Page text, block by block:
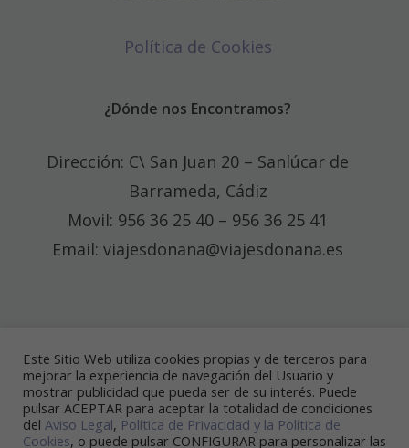
Política de Cookies
¿Dónde nos Encontramos?
Dirección: C\ San Juan 20 – Sanlúcar de
Barrameda, Cádiz
Movil: 956 36 25 40 – 956 36 25 41
Email: viajesdonana@viajesdonana.es
Este Sitio Web utiliza cookies propias y de terceros para
mejorar la experiencia de navegación del Usuario y
mostrar publicidad que pueda ser de su interés. Puede
pulsar ACEPTAR para aceptar la totalidad de condiciones
del Aviso Legal, Política de Privacidad y la Política de
Cookies, o puede pulsar CONFIGURAR para personalizar las